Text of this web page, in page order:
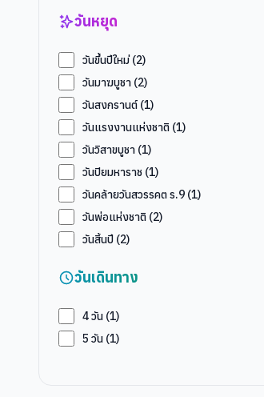
วันหยุด
วันขึ้นปีใหม่(2)
วันมาฆบูชา (2)
วันสงกรานต์ (1)
วันแรงงานแห่งชาติ (1)
วันวิสาขบูชา (1)
วันปิยมหาราช (1)
วันคล้ายวันสวรรคต ร.9 (1)
วันพ่อแห่งชาติ (2)
วันสิ้นปี (2)
วันเดินทาง
4วัน (1)
5 วัน (1)